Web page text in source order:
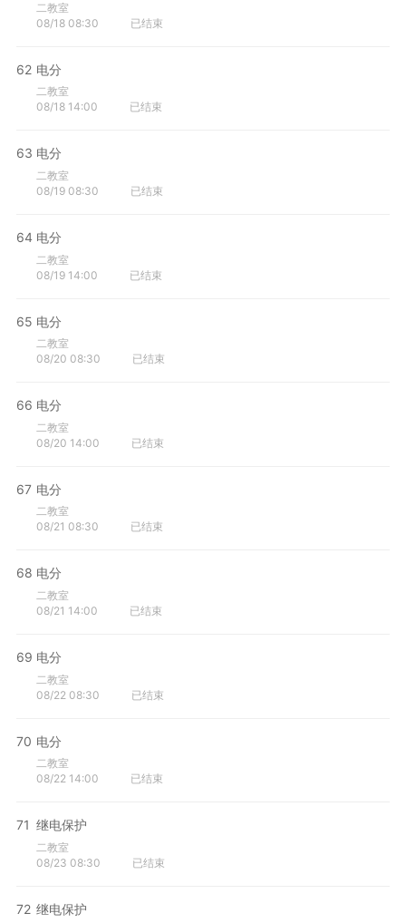
二教室
08/18 08:30
已结束
62 电分
二教室
08/18 14:00
已结束
63 电分
二教室
08/19 08:30
已结束
64 电分
二教室
08/19 14:00
已结束
65 电分
二教室
08/20 08:30
已结束
66 电分
二教室
08/20 14:00
已结束
67 电分
二教室
08/21 08:30
已结束
68 电分
二教室
08/21 14:00
已结束
69 电分
二教室
08/22 08:30
已结束
70 电分
二教室
08/22 14:00
已结束
71 继电保护
二教室
08/23 08:30
已结束
72 继电保护